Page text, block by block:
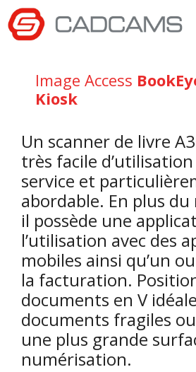
Aller
au
contenu
Image Access
Kiosk
Un scanner de livre
très facile
service et
abordable. En plus du
il possède une
l’utilisation avec des
mobiles ainsi qu’un
la facturation.
documents en V
documents fragiles
une plus grande
numérisation.